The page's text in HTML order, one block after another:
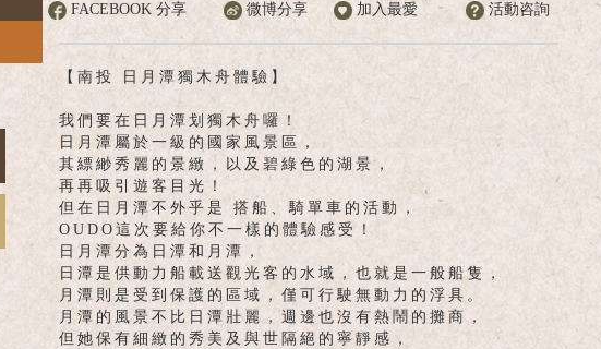
FACEBOOK 分享 微博分享 加入最愛 活動咨詢
【南投 日月潭獨木舟體驗】
我們要在日月潭划獨木舟囉！
日月潭屬於一級的國家風景區，
其縹緲秀麗的景緻，以及碧綠色的湖景，
再再吸引遊客目光！
但在日月潭不外乎是 搭船、騎單車的活動，
OUDO這次要給你不一樣的體驗感受！
日月潭分為日潭和月潭，
日潭是供動力船載送觀光客的水域，也就是一般船隻，
月潭則是受到保護的區域，僅可行駛無動力的浮具。
月潭的風景不比日潭壯麗，週邊也沒有熱鬧的攤商，
但她保有細緻的秀美及與世隔絕的寧靜感，